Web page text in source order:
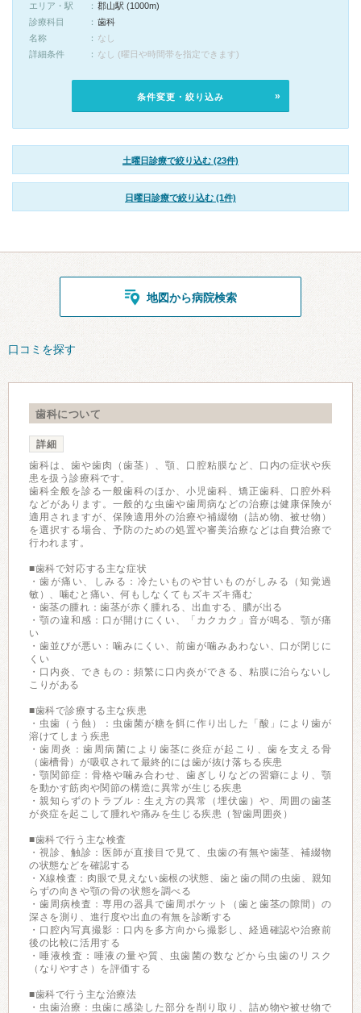
エリア・駅
郡山駅 (1000m)
診療科目
歯科
名称
なし
詳細条件
なし (曜日や時間帯を指定できます)
条件変更・絞り込み
土曜日診療で絞り込む (23件)
日曜日診療で絞り込む (1件)
地図から病院検索
口コミを探す
歯科について
詳細
歯科は、歯や歯肉（歯茎）、顎、口腔粘膜など、口内の症状や疾
患を扱う診療科です。
歯科全般を診る一般歯科のほか、小児歯科、矯正歯科、口腔外科
などがあります。一般的な虫歯や歯周病などの治療は健康保険が
適用されますが、保険適用外の治療や補綴物（詰め物、被せ物）
を選択する場合、予防のための処置や審美治療などは自費治療で
行われます。
■歯科で対応する主な症状
・歯が痛い、しみる：冷たいものや甘いものがしみる（知覚過
敏）、噛むと痛い、何もしなくてもズキズキ痛む
・歯茎の腫れ：歯茎が赤く腫れる、出血する、膿が出る
・顎の違和感：口が開けにくい、「カクカク」音が鳴る、顎が痛
い
・歯並びが悪い：噛みにくい、前歯が噛みあわない、口が閉じに
くい
・口内炎、できもの：頻繁に口内炎ができる、粘膜に治らないし
こりがある
■歯科で診療する主な疾患
・虫歯（う蝕）：虫歯菌が糖を餌に作り出した「酸」により歯が
溶けてしまう疾患
・歯周炎：歯周病菌により歯茎に炎症が起こり、歯を支える骨
（歯槽骨）が吸収されて最終的には歯が抜け落ちる疾患
・顎関節症：骨格や噛み合わせ、歯ぎしりなどの習癖により、顎
を動かす筋肉や関節の構造に異常が生じる疾患
・親知らずのトラブル：生え方の異常（埋伏歯）や、周囲の歯茎
が炎症を起こして腫れや痛みを生じる疾患（智歯周囲炎）
■歯科で行う主な検査
・視診、触診：医師が直接目で見て、虫歯の有無や歯茎、補綴物
の状態などを確認する
・X線検査：肉眼で見えない歯根の状態、歯と歯の間の虫歯、親知
らずの向きや顎の骨の状態を調べる
・歯周病検査：専用の器具で歯周ポケット（歯と歯茎の隙間）の
深さを測り、進行度や出血の有無を診断する
・口腔内写真撮影：口内を多方向から撮影し、経過確認や治療前
後の比較に活用する
・唾液検査：唾液の量や質、虫歯菌の数などから虫歯のリスク
（なりやすさ）を評価する
■歯科で行う主な治療法
・虫歯治療：虫歯に感染した部分を削り取り、詰め物や被せ物で